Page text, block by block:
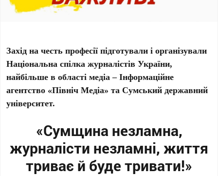
Захід на честь професії підготували і організували
Національна спілка журналістів України,
найбільше в області медіа – Інформаційне
агентство «Північ Медіа» та Сумський державний
університет.
«Сумщина незламна,
журналісти незламні, життя
триває й буде тривати!»